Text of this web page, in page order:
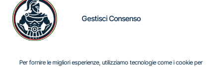
Gestisci Consenso
Per fornire le migliori esperienze, utilizziamo tecnologie come i cookie per